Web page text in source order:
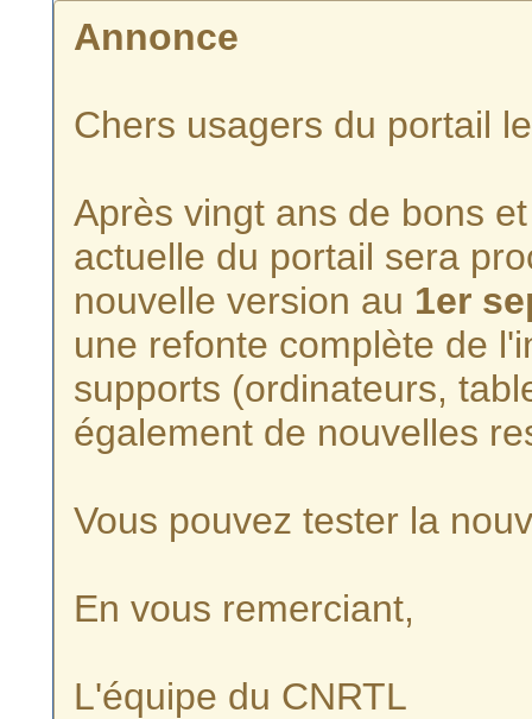
Annonce
Chers usagers du portail
Après vingt ans de bons
actuelle du portail sera
nouvelle version au 1er
une refonte complète de
supports (ordinateurs,
également de nouvelles
Vous pouvez tester la
En vous remerciant,
L'équipe du CNRTL